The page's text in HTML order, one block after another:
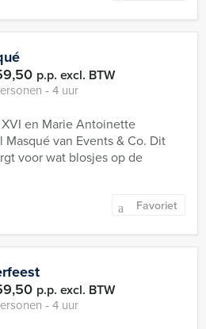
p.p. excl. BTW
‐ 4 uur
en Marie Antoinette
van Events & Co. Dit
voor wat blosjes op de
Favoriet
p.p. excl. BTW
‐ 4 uur